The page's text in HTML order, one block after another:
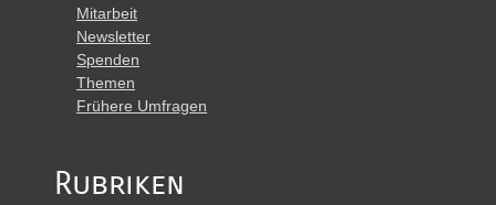
Mitarbeit
Newsletter
Spenden
Themen
Frühere Umfragen
Rubriken